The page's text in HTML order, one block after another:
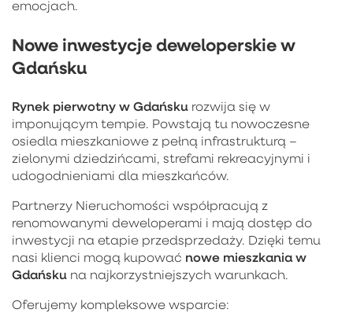
emocjach.
Nowe inwestycje deweloperskie w
Gdańsku
Rynek pierwotny w Gdańsku rozwija się w
imponującym tempie. Powstają tu nowoczesne
osiedla mieszkaniowe z pełną infrastrukturą –
zielonymi dziedzińcami, strefami rekreacyjnymi i
udogodnieniami dla mieszkańców.
Partnerzy Nieruchomości współpracują z
renomowanymi deweloperami i mają dostęp do
inwestycji na etapie przedsprzedaży. Dzięki temu
nasi klienci mogą kupować nowe mieszkania w
Gdańsku na najkorzystniejszych warunkach.
Oferujemy kompleksowe wsparcie: